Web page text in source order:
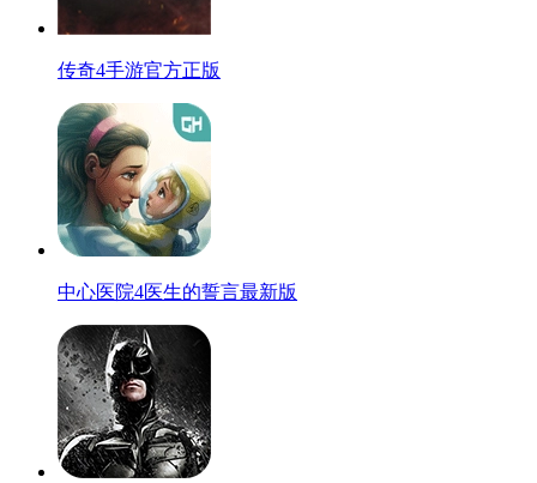
传奇4手游官方正版
中心医院4医生的誓言最新版